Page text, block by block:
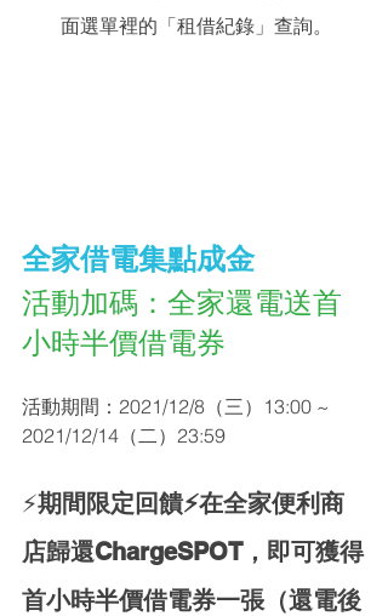
面選單裡的「租借紀錄」查詢。
全家借電集點成金
活動加碼：全家還電送首
小時半價借電券
活動期間：2021/12/8（三）13:00 ~
2021/12/14（二）23:59
⚡️期間限定回饋⚡️在全家便利商
店歸還ChargeSPOT，即可獲得
首小時半價借電券一張（還電後